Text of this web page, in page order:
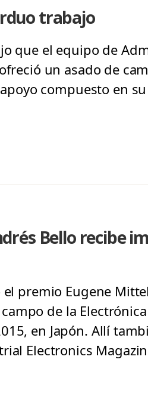
trabajo
que el equipo de
un asado de
compuesto en
Bello recibe
el premio Eugene
de la
en Japón. Allí
Electronics